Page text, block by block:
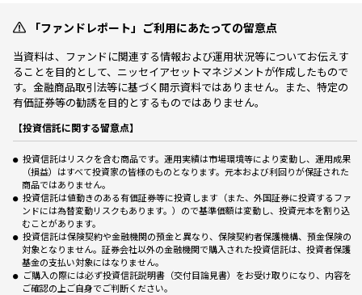
「ファンドレポート」ご利用にあたっての留意点
当資料は、ファンドに関連する情報および運用状況等についてお伝えす
ることを目的として、ニッセイアセットマネジメントが作成したもので
す。金融商品取引法等に基づく開示資料ではありません。また、特定の
有価証券等の勧誘を目的とするものではありません。
【投資信託に関する留意点】
投資信託はリスクを含む商品です。運用実績は市場環境等により変動し、運用成果
（損益）はすべて投資家の皆様のものとなります。元本および利回りが保証された
商品ではありません。
投資信託は値動きのある有価証券等に投資します（また、外国証券に投資するファ
ンドには為替変動リスクもあります。）ので基準価額は変動し、投資元本を割り込
むことがあります。
投資信託は保険契約や金融機関の預金と異なり、保険契約者保護機構、預金保険の
対象となりません。証券会社以外の金融機関で購入された投資信託は、投資者保護
基金の支払い対象にはなりません。
ご購入の際には必ず投資信託説明書（交付目論見書）をお受け取りになり、内容を
ご確認の上ご自身でご判断ください。